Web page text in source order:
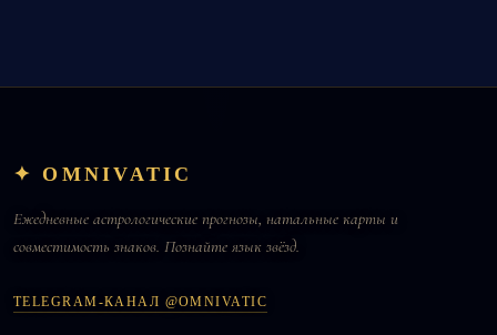
✦ OMNIVATIC
Ежедневные астрологические прогнозы, натальные карты и
совместимость знаков. Познайте язык звёзд.
TELEGRAM-КАНАЛ @OMNIVATIC